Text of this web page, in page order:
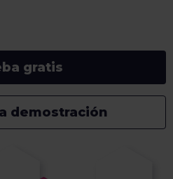
gratis
demostración